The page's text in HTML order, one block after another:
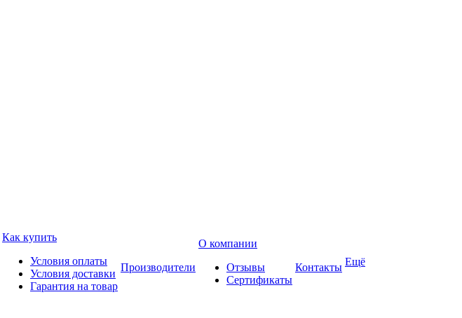
Как купить
Условия оплаты
Условия доставки
Гарантия на товар
Производители
О компании
Отзывы
Сертификаты
Контакты Ещё